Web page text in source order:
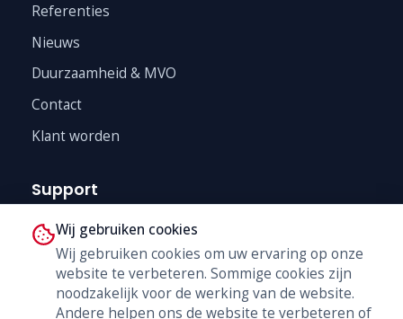
Referenties
Nieuws
Duurzaamheid & MVO
Contact
Klant worden
Support
Technische Dienst
Trainingen
B2B Shop
Wij gebruiken cookies
Wij gebruiken cookies om uw ervaring op onze
website te verbeteren. Sommige cookies zijn
noodzakelijk voor de werking van de website.
Andere helpen ons de website te verbeteren of